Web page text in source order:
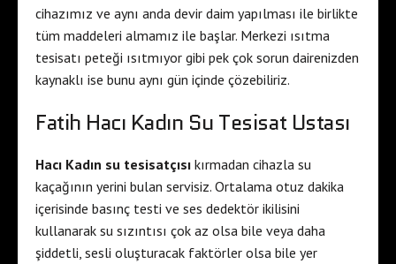
cihazımız ve aynı anda devir daim yapılması ile birlikte
tüm maddeleri almamız ile başlar. Merkezi ısıtma
tesisatı peteği ısıtmıyor gibi pek çok sorun dairenizden
kaynaklı ise bunu aynı gün içinde çözebiliriz.
Fatih Hacı Kadın Su Tesisat Ustası
Hacı Kadın su tesisatçısı kırmadan cihazla su
kaçağının yerini bulan servisiz. Ortalama otuz dakika
içerisinde basınç testi ve ses dedektör ikilisini
kullanarak su sızıntısı çok az olsa bile veya daha
şiddetli, sesli oluşturacak faktörler olsa bile yer